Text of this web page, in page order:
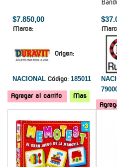
$7.850,00
Marca:
Origen:
NACIONAL Código: 185011
Agregar al carrito Mas